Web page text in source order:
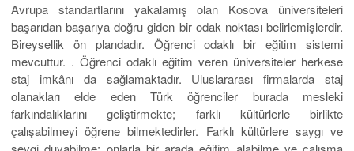
Avrupa standartlarını yakalamış olan Kosova üniversiteleri
başarıdan başarıya doğru giden bir odak noktası belirlemişlerdir.
Bireysellik ön plandadır. Öğrenci odaklı bir eğitim sistemi
mevcuttur. . Öğrenci odaklı eğitim veren üniversiteler herkese
staj imkânı da sağlamaktadır. Uluslararası firmalarda staj
olanakları elde eden Türk öğrenciler burada mesleki
farkındalıklarını geliştirmekte; farklı kültürlerle birlikte
çalışabilmeyi öğrene bilmektedirler. Farklı kültürlere saygı ve